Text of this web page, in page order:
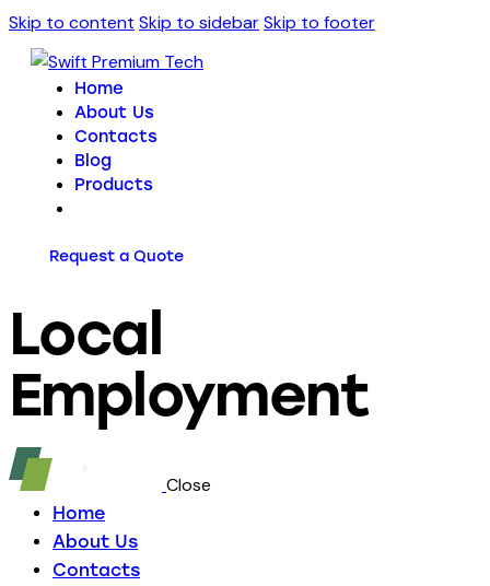
Skip to content Skip to sidebarSkip to footer
Home
About Us
Contacts
Blog
Products
Request a Quote
Local
Employment
Close
Home
About Us
Contacts